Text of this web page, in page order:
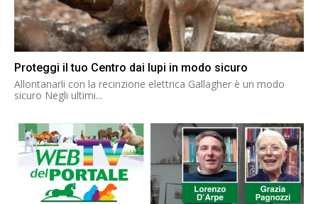
Proteggi il tuo Centro dai lupi in modo sicuro
Allontanarli con la recinzione elettrica Gallagher è un modo
sicuro Negli ultimi...